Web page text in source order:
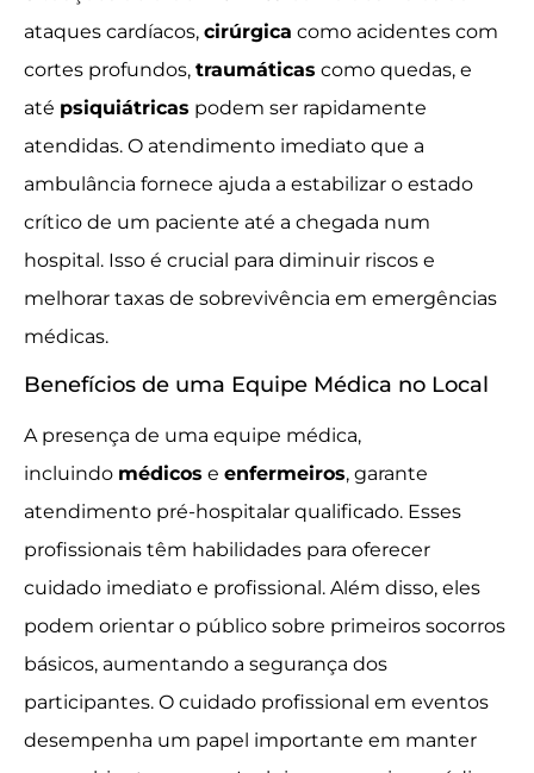
ataques cardíacos, cirúrgica como acidentes com
cortes profundos, traumáticas como quedas, e
até psiquiátricas podem ser rapidamente
atendidas. O atendimento imediato que a
ambulância fornece ajuda a estabilizar o estado
crítico de um paciente até a chegada num
hospital. Isso é crucial para diminuir riscos e
melhorar taxas de sobrevivência em emergências
médicas.
Benefícios de uma Equipe Médica no Local
A presença de uma equipe médica,
incluindo médicos e enfermeiros, garante
atendimento pré-hospitalar qualificado. Esses
profissionais têm habilidades para oferecer
cuidado imediato e profissional. Além disso, eles
podem orientar o público sobre primeiros socorros
básicos, aumentando a segurança dos
participantes. O cuidado profissional em eventos
desempenha um papel importante em manter